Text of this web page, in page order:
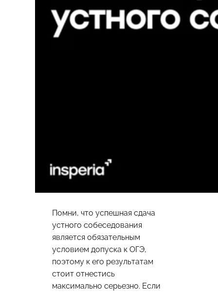
Помни, что успешная сдача
устного собеседования
является обязательным
условием допуска к ОГЭ,
поэтому к его результатам
стоит отнестись
максимально серьезно. Если